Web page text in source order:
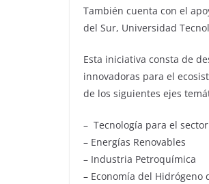
También cuenta con el
del Sur, Universidad
Esta iniciativa consta de
innovadoras para el
de los siguientes ejes
– Tecnología para el
– Energías Renovables
– Industria Petroquímica
– Economía del Hidrógeno